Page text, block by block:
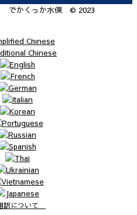
でかくっか水俣 © 2023
訳について